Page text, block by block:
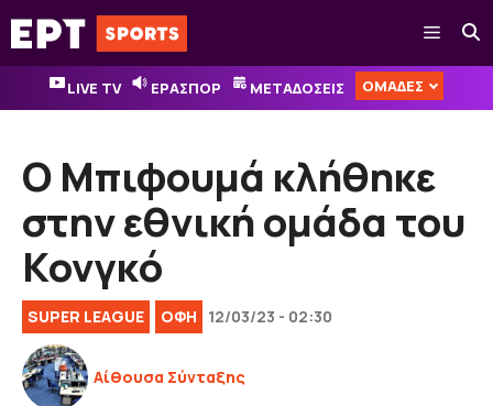
Μετάβαση
σε
περιεχόμενο
Μενού
LIVE TV ΕΡΑΣΠΟΡ ΜΕΤΑΔΟΣΕΙΣ ΟΜΑΔΕΣ
O Μπιφουμά κλήθηκε
στην εθνική ομάδα του
Κονγκό
SUPER LEAGUE ΟΦΗ 12/03/23 - 02:30
Αίθουσα Σύνταξης